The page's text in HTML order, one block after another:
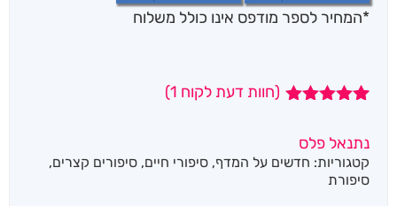
*המחיר לספר מודפס אינו כולל משלוח
מבוסס על
דירוגים של
לקוחות
(חוות דעת לקוח 1
)
נתנאל פלס
קטגוריות: חדשים על המדף, סיפורי חיים, סיפורים קצרים,
סיפורת